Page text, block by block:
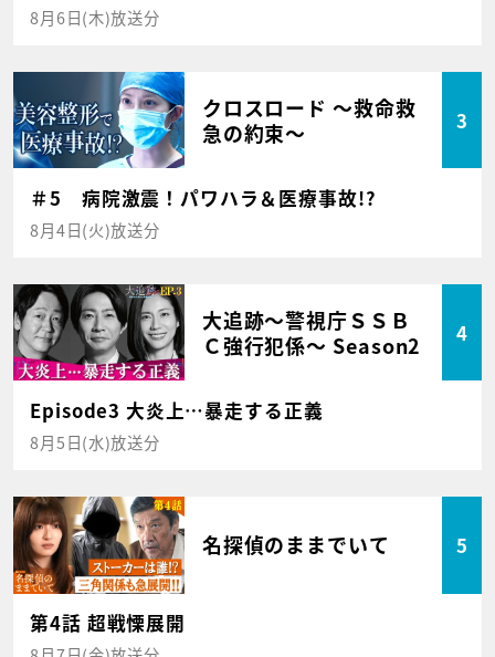
8月6日(木)放送分
クロスロード ～救命救
急の約束～
3
＃5 病院激震！パワハラ＆医療事故!?
8月4日(火)放送分
大追跡～警視庁ＳＳＢ
Ｃ強行犯係～ Season2
4
Episode3 大炎上…暴走する正義
8月5日(水)放送分
名探偵のままでいて 5
第4話 超戦慄展開